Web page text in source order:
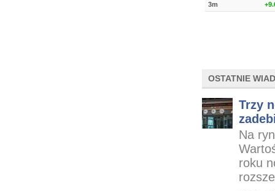
3m
OSTATNIE
Trzy
Na
roku